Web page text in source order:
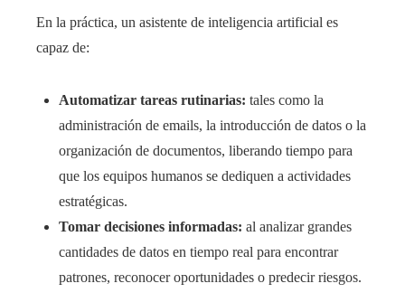
En la práctica, un asistente de inteligencia artificial es
capaz de:
Automatizar tareas rutinarias: tales como la
administración de emails, la introducción de datos o la
organización de documentos, liberando tiempo para
que los equipos humanos se dediquen a actividades
estratégicas.
Tomar decisiones informadas: al analizar grandes
cantidades de datos en tiempo real para encontrar
patrones, reconocer oportunidades o predecir riesgos.